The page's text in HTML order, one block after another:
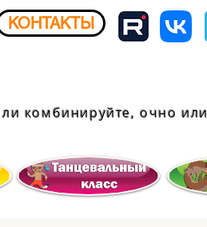
КОНТАКТЫ
комбинируйте, очно или